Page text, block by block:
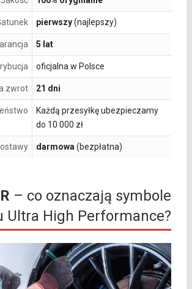
pierwszy(najlepszy)
5 lat
oficjalna w Polsce
zwrot 21 dni
Każdą przesyłkę ubezpieczamy
do 10 000 zł
darmowa (bezpłatna)
– co oznaczają symbole
Ultra High Performance?